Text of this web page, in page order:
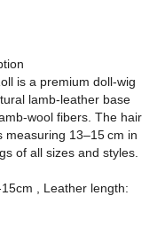
is a premium doll‑wig
lamb‑leather base
fibers. The hair
measuring 13–15 cm in
of all sizes and styles.
, Leather length: